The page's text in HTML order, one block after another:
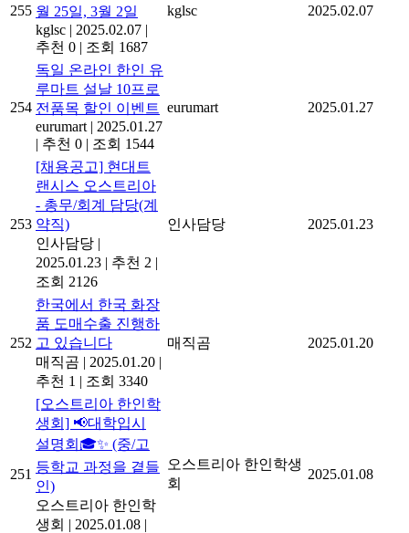
255 월 25일, 3월 2일
kglsc | 2025.02.07 |
추천 0 | 조회 1687
kglsc 2025.02.07
254
독일 온라인 한인 유
루마트 설날 10프로
전품목 할인 이벤트
eurumart | 2025.01.27
| 추천 0 | 조회 1544
eurumart 2025.01.27
253
[채용공고] 현대트
랜시스 오스트리아
- 총무/회계 담당(계
약직)
인사담당 |
2025.01.23 | 추천 2 |
조회 2126
인사담당 2025.01.23
252
한국에서 한국 화장
품 도매수출 진행하
고 있습니다
매직곰 | 2025.01.20 |
추천 1 | 조회 3340
매직곰 2025.01.20
251
[오스트리아 한인학
생회] 📢대학입시
설명회🎓✨ (중/고
등학교 과정을 곁들
인)
오스트리아 한인학
생회 | 2025.01.08 |
오스트리아 한인학생
회
2025.01.08